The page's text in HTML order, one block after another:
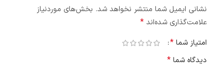
نشانی ایمیل شما منتشر نخواهد شد. بخش‌های موردنیاز
علامت‌گذاری شده‌اند *
امتیاز شما *
دیدگاه شما *